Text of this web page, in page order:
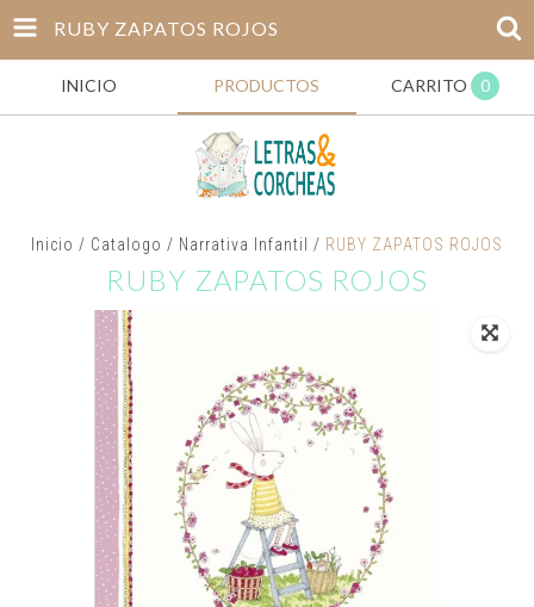
RUBY ZAPATOS ROJOS
INICIO PRODUCTOS CARRITO 0
Inicio / Catalogo / Narrativa Infantil / RUBY ZAPATOS ROJOS
RUBY ZAPATOS ROJOS